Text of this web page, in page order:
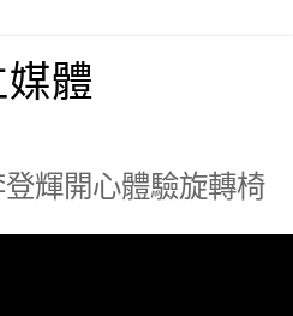
體
輝開心體驗旋轉椅